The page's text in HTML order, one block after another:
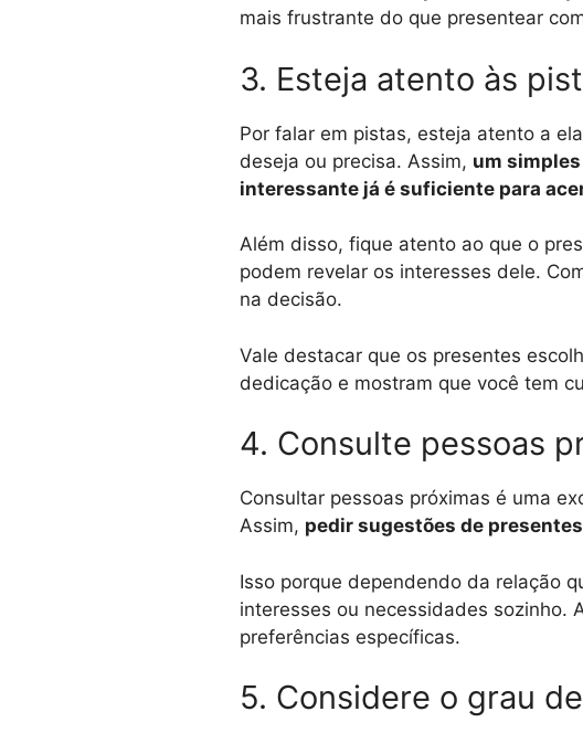
mais frustrante do que presentear
3. Esteja atento às
Por falar em pistas, esteja atento a
deseja ou precisa. Assim, um
interessante já é suficiente para
Além disso, fique atento ao que o
podem revelar os interesses dele.
na decisão.
Vale destacar que os presentes
dedicação e mostram que você tem
4. Consulte pessoas
Consultar pessoas próximas é uma
Assim, pedir sugestões de
Isso porque dependendo da relação
interesses ou necessidades sozinho.
preferências específicas.
5. Considere o grau